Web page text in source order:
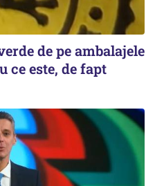
de pe ambalajele
ce este, de fapt